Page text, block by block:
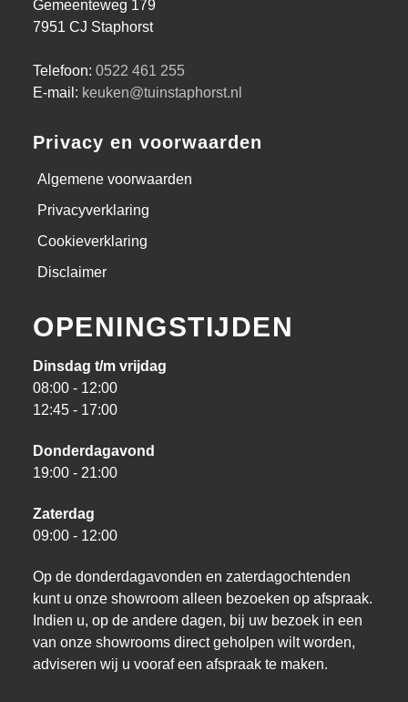
Gemeenteweg 179
7951 CJ Staphorst
Telefoon: 0522 461 255
E-mail: keuken@tuinstaphorst.nl
Privacy en voorwaarden
Algemene voorwaarden
Privacyverklaring
Cookieverklaring
Disclaimer
OPENINGSTIJDEN
Dinsdag t/m vrijdag
08:00 - 12:00
12:45 - 17:00
Donderdagavond
19:00 - 21:00
Zaterdag
09:00 - 12:00
Op de donderdagavonden en zaterdagochtenden
kunt u onze showroom alleen bezoeken op afspraak.
Indien u, op de andere dagen, bij uw bezoek in een
van onze showrooms direct geholpen wilt worden,
adviseren wij u vooraf een afspraak te maken.